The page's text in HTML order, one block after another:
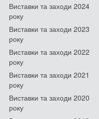
Виставки та заходи 2024
року
Виставки та заходи 2023
року
Виставки та заходи 2022
року
Виставки та заходи 2021
року
Виставки та заходи 2020
року